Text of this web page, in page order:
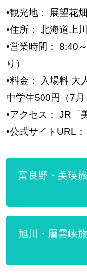
•観光地： 展望花
•住所： 北海道上
•営業時間： 8:40
り）
•料金： 入場料 大
中学生500円（7
•アクセス： JR「
•公式サイトURL：
富良野・美瑛
旭川・層雲峡